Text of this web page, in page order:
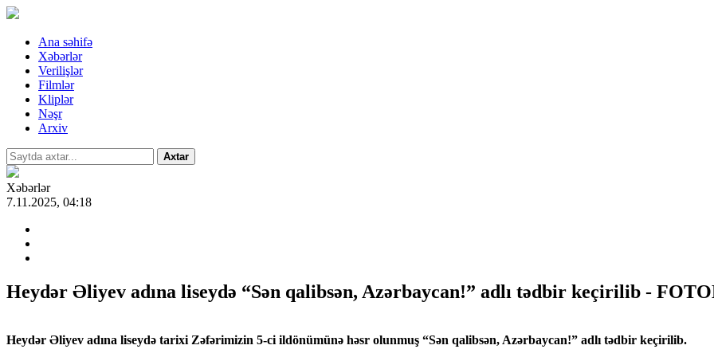
Ana səhifə
Xəbərlər
Verilişlər
Filmlər
Kliplər
Nəşr
Arxiv
Axtar
Xəbərlər
7.11.2025, 04:18
Heydər Əliyev adına liseydə “Sən qalibsən, Azərbaycan!” adlı tədbir keçirilib -
Heydər Əliyev adına liseydə tarixi Zəfərimizin 5-ci ildönümünə həsr olunmuş “Sən qalibsən, Azərbaycan!” adlı tədbir keçirilib.